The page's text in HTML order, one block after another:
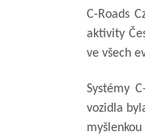
C-Roads
aktivity
ve všech
Systémy
vozidla